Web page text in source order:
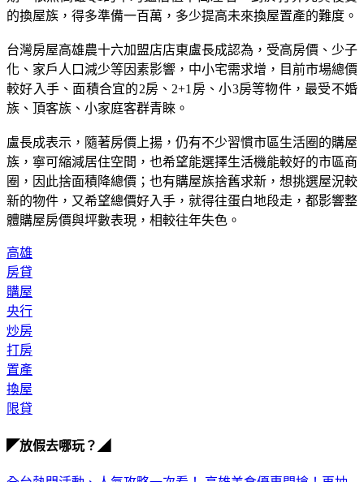
的換屋族，得多準備一百萬，多少提高未來換屋置產的難度。
台灣房屋高雄農十六加盟店店東盧長成認為，受高房價、少子
化、家戶人口減少等因素影響，中小宅需求增，目前市場總價
較好入手、面積合宜的2房、2+1房、小3房等物件，最受不婚
族、頂客族、小家庭客群青睞。
盧長成表示，隨著房價上揚，仍有不少習慣市區生活圈的購屋
族，寧可縮減居住空間，也希望能選擇生活機能較好的市區商
圈，因此捨面積降總價；也有購屋族捨舊求新，想挑選屋況較
新的物件，又希望總價好入手，就得往蛋白地段走，都影響整
體購屋房價與坪數表現，相較往年失色。
高雄
房貸
購屋
央行
炒房
打房
置產
換屋
限貸
◤放假去哪玩？◢